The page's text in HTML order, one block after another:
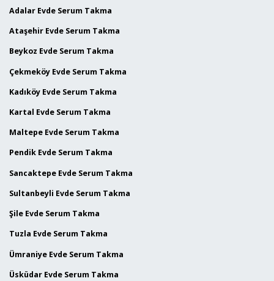
Adalar Evde Serum Takma
Ataşehir Evde Serum Takma
Beykoz Evde Serum Takma
Çekmeköy Evde Serum Takma
Kadıköy Evde Serum Takma
Kartal Evde Serum Takma
Maltepe Evde Serum Takma
Pendik Evde Serum Takma
Sancaktepe Evde Serum Takma
Sultanbeyli Evde Serum Takma
Şile Evde Serum Takma
Tuzla Evde Serum Takma
Ümraniye Evde Serum Takma
Üsküdar Evde Serum Takma